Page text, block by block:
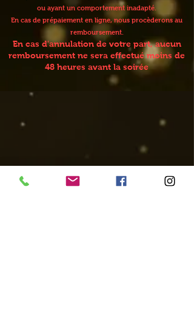
ou ayant un comportement inadapté.
En cas de prépaiement en ligne, nous procèderons au
remboursement.
En cas d'annulation de votre part, aucun
remboursement ne sera effectué moins de
48 heures avant la soirée